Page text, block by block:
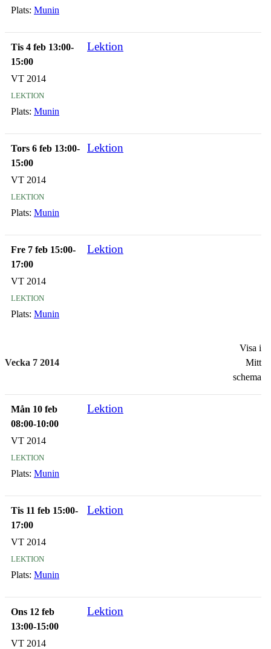
Plats: Munin
Tis 4 feb 13:00-
15:00
Lektion
VT 2014
lektion
Plats: Munin
Tors 6 feb 13:00-
15:00
Lektion
VT 2014
lektion
Plats: Munin
Fre 7 feb 15:00-
17:00
Lektion
VT 2014
lektion
Plats: Munin
Vecka 7 2014
Visa i
Mitt
schema
Mån 10 feb
08:00-10:00
Lektion
VT 2014
lektion
Plats: Munin
Tis 11 feb 15:00-
17:00
Lektion
VT 2014
lektion
Plats: Munin
Ons 12 feb
13:00-15:00
Lektion
VT 2014